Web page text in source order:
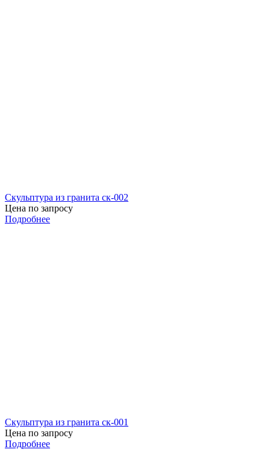
Скульптура из гранита ск-002
Цена по запросу
Подробнее
Скульптура из гранита ск-001
Цена по запросу
Подробнее